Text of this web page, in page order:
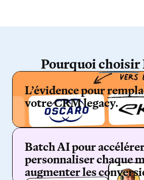
Pourquoichoisir
L’évidence pour
votre CRM legacy.
Batch AI pour
personnaliser chaque
augmenter les